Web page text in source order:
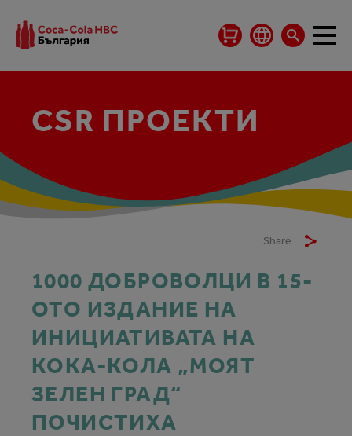
CSR ПРОЕКТИ
Share
1000 ДОБРОВОЛЦИ В 15-
ОТО ИЗДАНИЕ НА
ИНИЦИАТИВАТА НА
КОКА-КОЛА „МОЯТ
ЗЕЛЕН ГРАД“
ПОЧИСТИХА